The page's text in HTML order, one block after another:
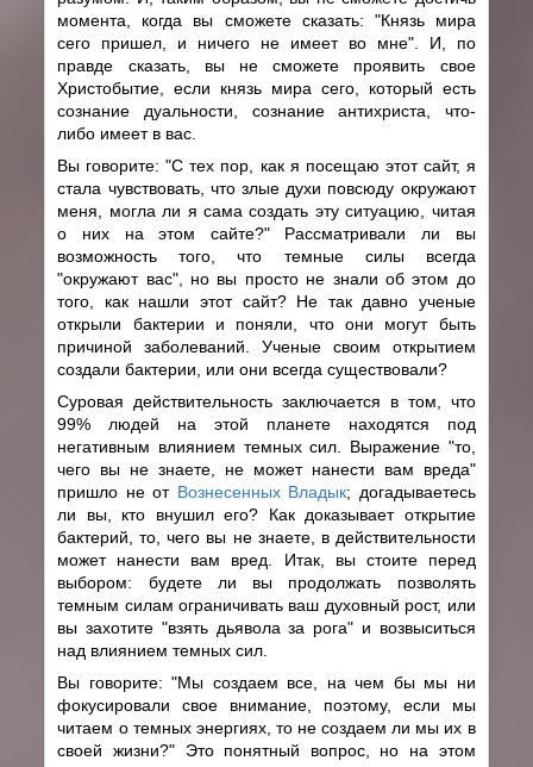
момента, когда вы сможете сказать: "Князь мира
сего пришел, и ничего не имеет во мне". И, по
правде сказать, вы не сможете проявить свое
Христобытие, если князь мира сего, который есть
сознание дуальности, сознание антихриста, что-
либо имеет в вас.
Вы говорите: "С тех пор, как я посещаю этот сайт, я
стала чувствовать, что злые духи повсюду окружают
меня, могла ли я сама создать эту ситуацию, читая
о них на этом сайте?" Рассматривали ли вы
возможность того, что темные силы всегда
"окружают вас", но вы просто не знали об этом до
того, как нашли этот сайт? Не так давно ученые
открыли бактерии и поняли, что они могут быть
причиной заболеваний. Ученые своим открытием
создали бактерии, или они всегда существовали?
Суровая действительность заключается в том, что
99% людей на этой планете находятся под
негативным влиянием темных сил. Выражение "то,
чего вы не знаете, не может нанести вам вреда"
пришло не от Вознесенных Владык; догадываетесь
ли вы, кто внушил его? Как доказывает открытие
бактерий, то, чего вы не знаете, в действительности
может нанести вам вред. Итак, вы стоите перед
выбором: будете ли вы продолжать позволять
темным силам ограничивать ваш духовный рост, или
вы захотите "взять дьявола за рога" и возвыситься
над влиянием темных сил.
Вы говорите: "Мы создаем все, на чем бы мы ни
фокусировали свое внимание, поэтому, если мы
читаем о темных энергиях, то не создаем ли мы их в
своей жизни?" Это понятный вопрос, но на этом